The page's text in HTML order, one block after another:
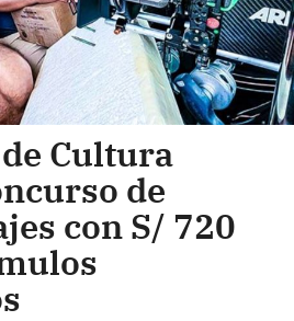
Cultura
de
con S/ 720